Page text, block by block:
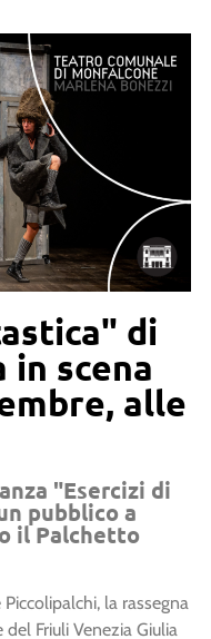
di
in scena
alle
"Esercizi di
pubblico a
il Palchetto
la rassegna
Friuli Venezia Giulia